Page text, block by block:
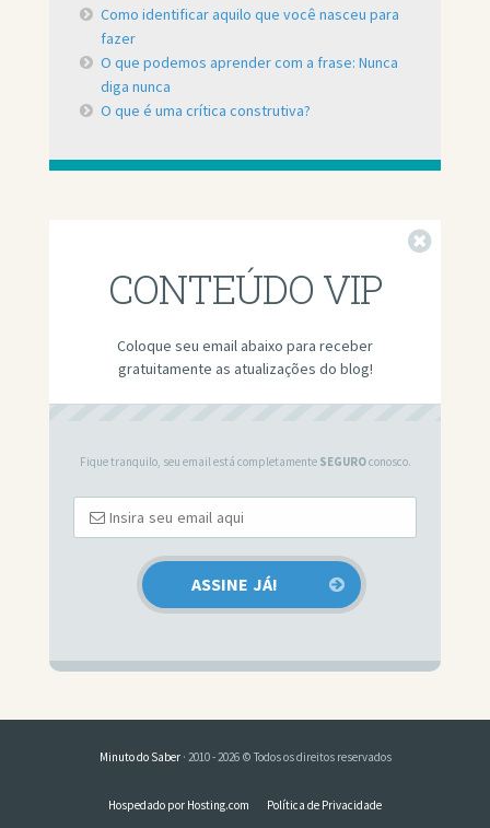
Como identificar aquilo que você nasceu para
fazer
O que podemos aprender com a frase: Nunca
diga nunca
O que é uma crítica construtiva?
CONTEÚDO VIP
Coloque seu email abaixo para receber
gratuitamente as atualizações do blog!
Fique tranquilo, seu email está completamente SEGUROconosco.
Minuto do Saber· 2010 - 2026 © Todos os direitos reservados
Hospedado por Hosting.com Política de Privacidade